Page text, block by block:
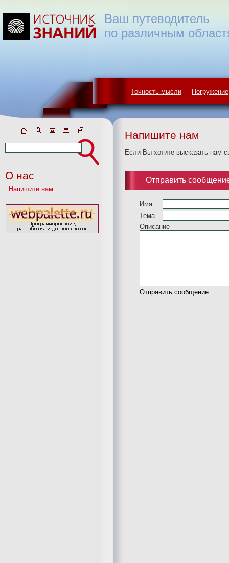
Точность мысли Погружение
Ваш путеводитель
по различным
О нас
Напишите нам
Напишите нам
Если Вы хотите высказать нам
Отправить
Имя
Тема
Описание
Отправить сообщение